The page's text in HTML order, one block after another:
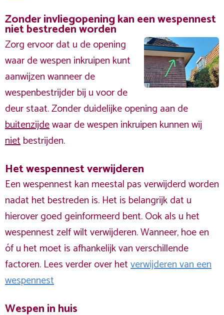
Zonder invliegopening kan een wespennest
niet bestreden worden
Zorg ervoor dat u de opening
waar de wespen inkruipen kunt
aanwijzen wanneer de
wespenbestrijder bij u voor de
deur staat. Zonder duidelijke opening aan de
buitenzijdewaar de wespen inkruipen kunnen wij
nietbestrijden.
Het wespennest verwijderen
Een wespennest kan meestal pas verwijderd worden
nadat het bestreden is. Het is belangrijk dat u
hierover goed geinformeerd bent. Ook als u het
wespennest zelf wilt verwijderen. Wanneer, hoe en
óf u het moet is afhankelijk van verschillende
factoren. Lees verder over hetverwijderen van een
wespennest
Wespen in huis